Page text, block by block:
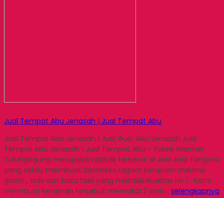
Jual Tempat Abu Jenazah | Jual Tempat Abu
Jual Tempat Abu Jenazah | Jual Guci Abu Jenazah Jual
Tempat Abu Jenazah | Jual Tempat Abu – Pabrik Marmer
Tulungagung merupakan pabrik terbesar di Asia Asia Tengara
yang selalu membuat beraneka ragam kerajinan marmer ,
granit , onix dan batu fosil yang memiliki kualitas no 1 . Kami
membuat kerajinan tersebut memakai 2 jenis… selengkapnya